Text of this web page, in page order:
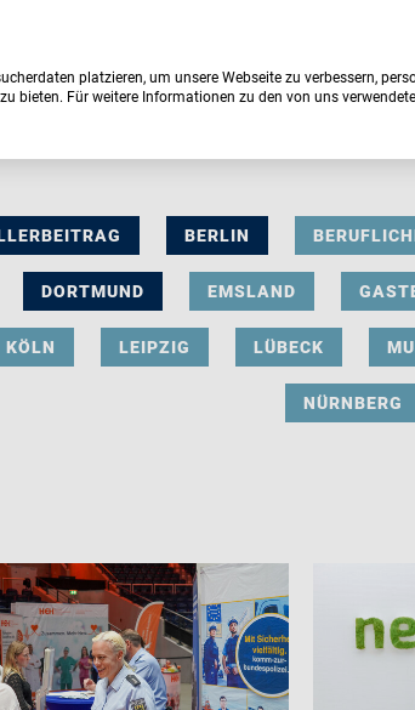
BERLIN
DORTMUND EMSLAND
KÖLN LEIPZIG LÜBECK
NÜRNBERG
platzieren, um unsere Webseite zu verbessern,
bieten. Für weitere Informationen zu den von uns